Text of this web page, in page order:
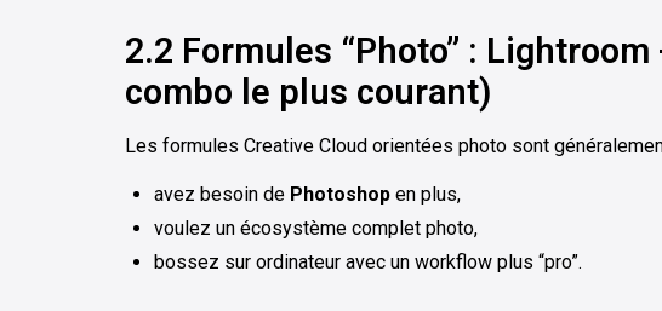
2.2 Formules “Photo” :
combo le plus courant)
Les formules Creative Cloud orientées photo sont
avez besoin de Photoshop en plus,
voulez un écosystème complet photo,
bossez sur ordinateur avec un workflow plus “pro”.